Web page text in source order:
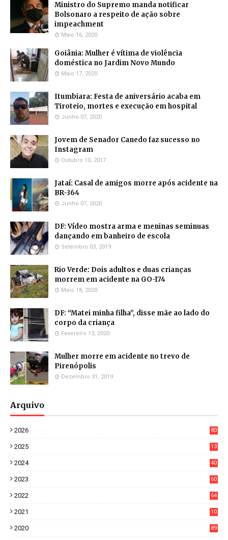
Ministro do Supremo manda notificar
Bolsonaro a respeito de ação sobre
impeachment
Maio 16, 2020
Goiânia: Mulher é vítima de violência
doméstica no Jardim Novo Mundo
Maio 17, 2020
Itumbiara: Festa de aniversário acaba em
Tiroteio, mortes e execução em hospital
Junho 07, 2020
Jovem de Senador Canedo faz sucesso no
Instagram
Outubro 10, 2017
Jataí: Casal de amigos morre após acidente na
BR-364
Junho 07, 2020
DF: Vídeo mostra arma e meninas seminuas
dançando em banheiro de escola
Setembro 03, 2019
Rio Verde: Dois adultos e duas crianças
morrem em acidente na GO-174
Maio 18, 2020
DF: “Matei minha filha”, disse mãe ao lado do
corpo da criança
Fevereiro 13, 2020
Mulher morre em acidente no trevo de
Pirenópolis
Dezembro 31, 2019
Arquivo
2026
80
2025
13
2024
40
2023
60
2022
64
2021
10
2020
89